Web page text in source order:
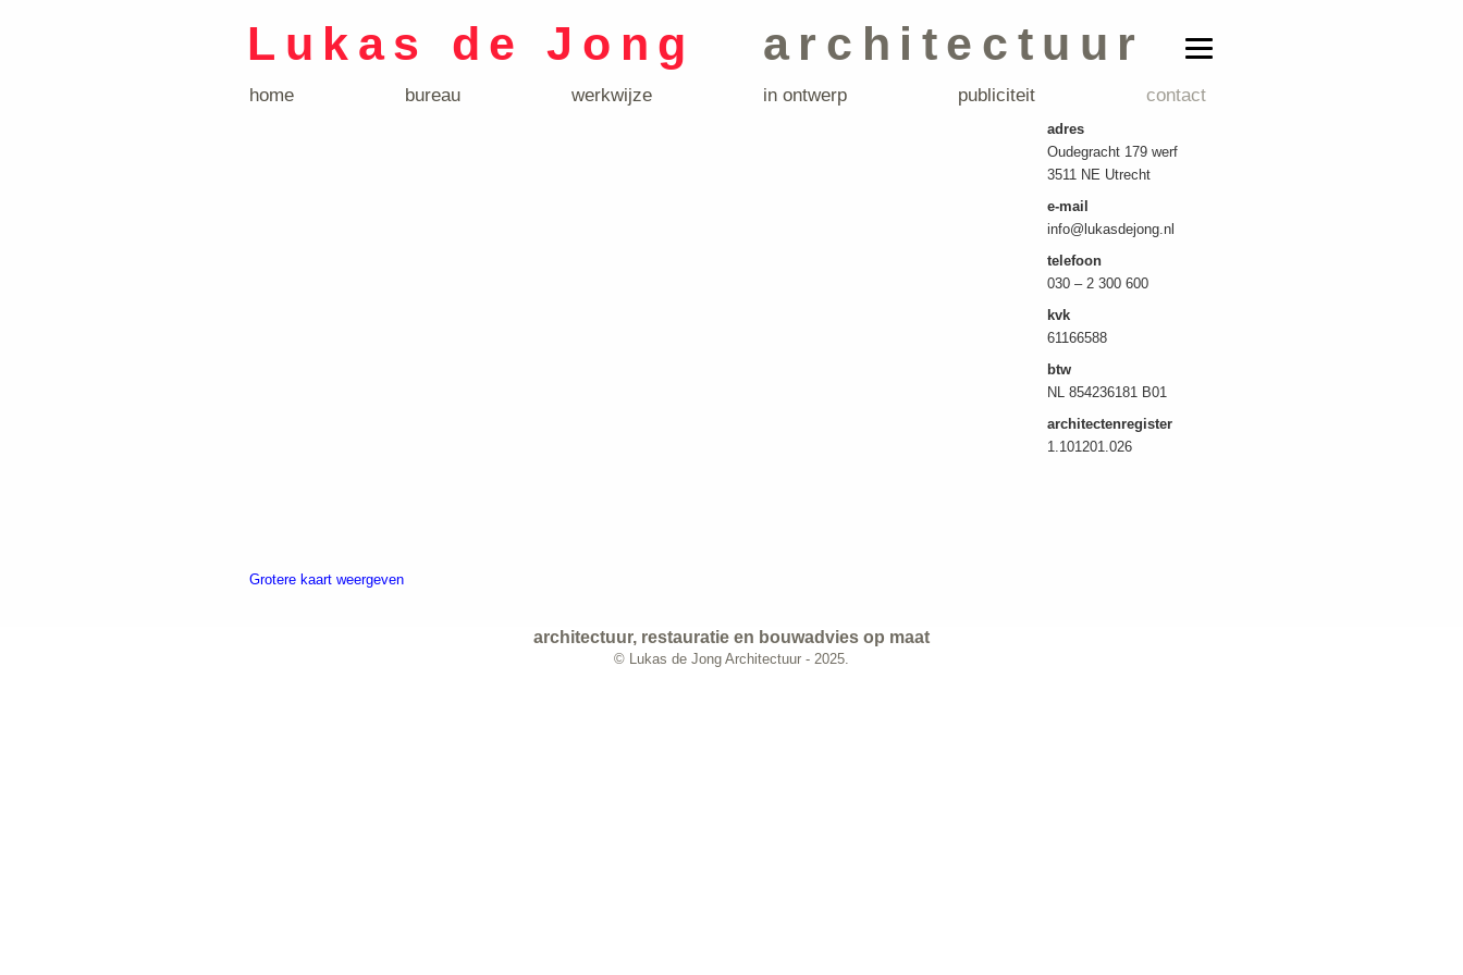
Lukas de Jong architectuur
home bureau werkwijze in ontwerp publiciteit contact
Grotere kaart weergeven
adres
Oudegracht 179 werf
3511 NE Utrecht
e-mail
info@lukasdejong.nl
telefoon
030 – 2 300 600
kvk
61166588
btw
NL 854236181 B01
architectenregister
1.101201.026
architectuur, restauratie en bouwadvies op maat
© Lukas de Jong Architectuur - 2025.